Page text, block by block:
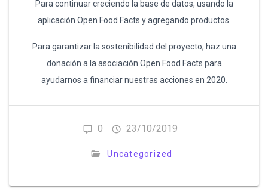
Para continuar creciendo la base de datos, usando la
aplicación Open Food Facts y agregando productos.
Para garantizar la sostenibilidad del proyecto, haz una
donación a la asociación Open Food Facts para
ayudarnos a financiar nuestras acciones en 2020.
0 23/10/2019
Uncategorized